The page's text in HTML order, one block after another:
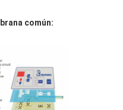
común: